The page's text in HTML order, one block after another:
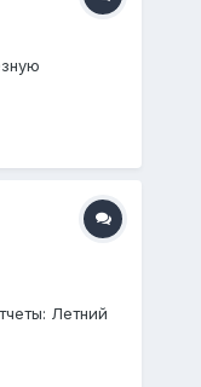
Летний